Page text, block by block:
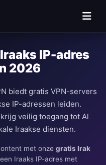
IP-adres
2026
biedt gratis VPN-servers
IP-adressen leiden.
veilig toegang tot Al
Iraakse diensten.
met onze gratis Irak
Iraaks IP-adres met